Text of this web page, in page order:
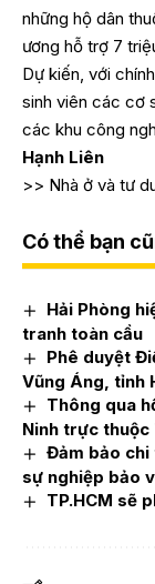
những hộ dân
ương hỗ trợ 7
Dự kiến, với
sinh viên các cơ
các khu công
Hạnh Liên
>> Nhà ở và tư
Có thể bạn
Hải Phòng
tranh toàn cầu
Phê duyệt
Vũng Áng, tỉnh
Thông qua
Ninh trực thuộc
Đảm bảo chi
sự nghiệp bảo
TP.HCM sẽ